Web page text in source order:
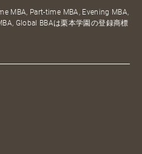
MBA, Part-time MBA, Evening MBA,
Global BBAは栗本学園の登録商標